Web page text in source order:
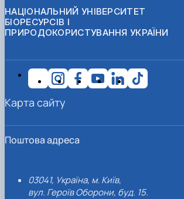
НАЦІОНАЛЬНИЙ УНІВЕРСИТЕТ
БІОРЕСУРСІВ І
ПРИРОДОКОРИСТУВАННЯ УКРАЇНИ
Поштова адреса
03041, Україна, м. Київ,
вул. Героїв Оборони, буд. 15.
Карта сайту